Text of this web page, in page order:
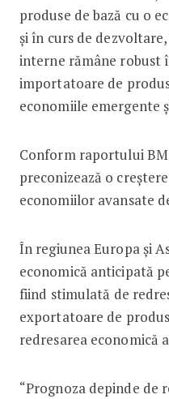
produse de bază cu o
și în curs de
interne rămâne robust
importatoare de
economiile emergente
Conform raportului
preconizează o
economiilor avansate
În regiunea Europa și
economică anticipată
fiind stimulată de
exportatoare de
redresarea economică
“Prognoza depinde